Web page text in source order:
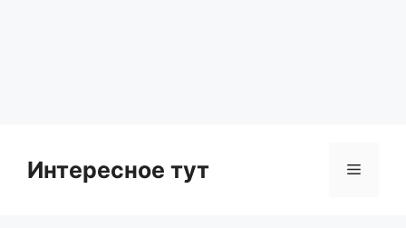
Интересное тут Menu